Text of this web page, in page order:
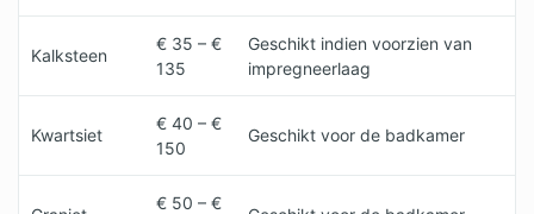
Kalksteen
€ 35 – €
135
Geschikt indien voorzien van
impregneerlaag
Kwartsiet
€ 40 – €
150
Geschikt voor de badkamer
€ 50 – €